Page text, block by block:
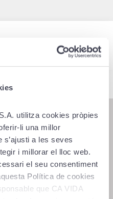
utilitza cookies pròpies
li una millor
s’ajusti a les seves
i millorar el lloc web.
el seu consentiment
Política de cookies
que CA VIDA